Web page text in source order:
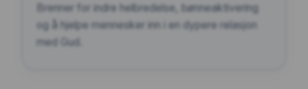
Brenner for indre helbredelse, bønneaktivering
og å hjelpe mennesker inn i en dypere relasjon
med Gud.